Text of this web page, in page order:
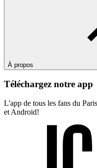
À propos
Téléchargez notre app
L'app de tous les fans du
et Android!